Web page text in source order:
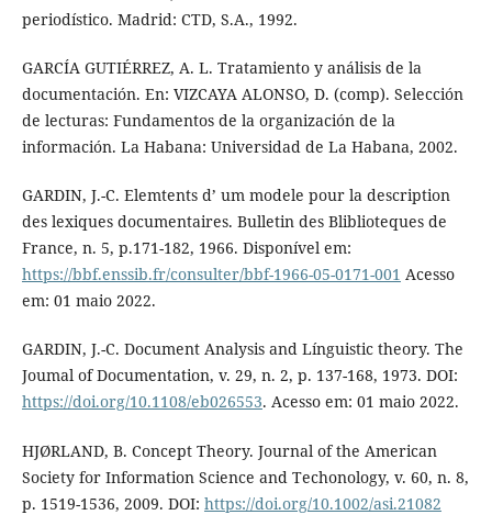
periodístico. Madrid: CTD, S.A., 1992.
GARCÍA GUTIÉRREZ, A. L. Tratamiento y análisis de la
documentación. En: VIZCAYA ALONSO, D. (comp). Selección
de lecturas: Fundamentos de la organización de la
información. La Habana: Universidad de La Habana, 2002.
GARDIN, J.-C. Elemtents d’ um modele pour la description
des lexiques documentaires. Bulletin des Bliblioteques de
France, n. 5, p.171-182, 1966. Disponível em:
https://bbf.enssib.fr/consulter/bbf-1966-05-0171-001 Acesso
em: 01 maio 2022.
GARDIN, J.-C. Document Analysis and Línguistic theory. The
Joumal of Documentation, v. 29, n. 2, p. 137-168, 1973. DOI:
https://doi.org/10.1108/eb026553. Acesso em: 01 maio 2022.
HJØRLAND, B. Concept Theory. Journal of the American
Society for Information Science and Techonology, v. 60, n. 8,
p. 1519-1536, 2009. DOI: https://doi.org/10.1002/asi.21082